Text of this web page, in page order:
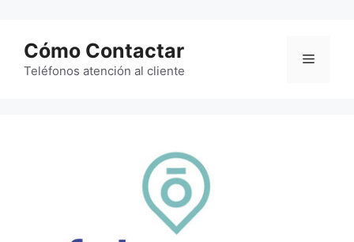
contenido
Cómo Contactar
Teléfonos atención al cliente
Menú